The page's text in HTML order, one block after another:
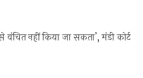
वंचित नहीं किया जा सकता’, मंडी कोर्ट